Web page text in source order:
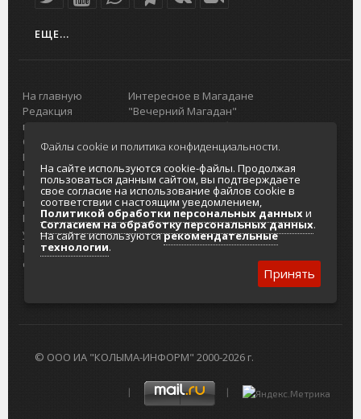
ЕЩЕ...
На главную
Редакция
портала
О проекте
Реклама на
портале
Отзывы и
предложения
Интернет-
услуги
Разработка
сайтов
Интересное в Магадане
"Вечерний Магадан"
Городская доска объявлений
Реклама
Главный туристический портал
Колымы
Политика в отношении обработки
персональных данных
Согласие на обработку персональных
данных
© ООО ИА "КОЛЫМА-ИНФОРМ" 2000-2026 г.
Файлы cookie и политика конфиденциальности.
На сайте используются cookie-файлы. Продолжая
пользоваться данным сайтом, вы подтверждаете
свое согласие на использование файлов cookie в
соответствии с настоящим уведомлением,
Политикой обработки персональных данныхи
Согласием на обработку персональных данных.
На сайте используютсярекомендательные
технологии.
Принять